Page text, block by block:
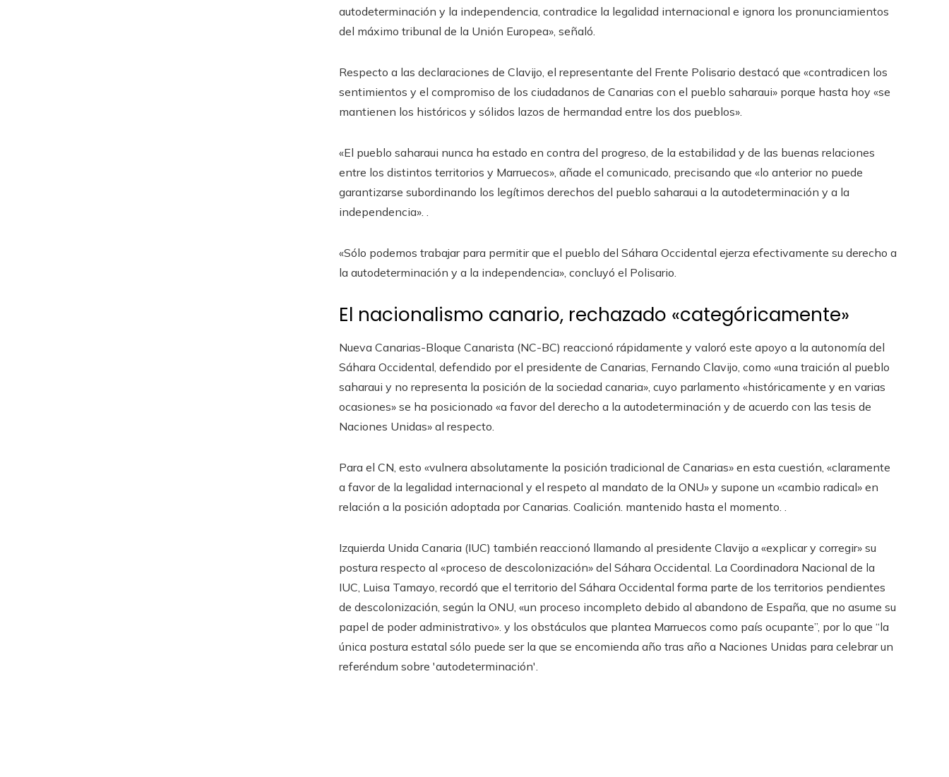
autodeterminación y la independencia, contradice la legalidad internacional e ignora los pronunciamientos
del máximo tribunal de la Unión Europea», señaló.
Respecto a las declaraciones de Clavijo, el representante del Frente Polisario destacó que «contradicen los
sentimientos y el compromiso de los ciudadanos de Canarias con el pueblo saharaui» porque hasta hoy «se
mantienen los históricos y sólidos lazos de hermandad entre los dos pueblos».
«El pueblo saharaui nunca ha estado en contra del progreso, de la estabilidad y de las buenas relaciones
entre los distintos territorios y Marruecos», añade el comunicado, precisando que «lo anterior no puede
garantizarse subordinando los legítimos derechos del pueblo saharaui a la autodeterminación y a la
independencia». .
«Sólo podemos trabajar para permitir que el pueblo del Sáhara Occidental ejerza efectivamente su derecho a
la autodeterminación y a la independencia», concluyó el Polisario.
El nacionalismo canario, rechazado «categóricamente»
Nueva Canarias-Bloque Canarista (NC-BC) reaccionó rápidamente y valoró este apoyo a la autonomía del
Sáhara Occidental, defendido por el presidente de Canarias, Fernando Clavijo, como «una traición al pueblo
saharaui y no representa la posición de la sociedad canaria», cuyo parlamento «históricamente y en varias
ocasiones» se ha posicionado «a favor del derecho a la autodeterminación y de acuerdo con las tesis de
Naciones Unidas» al respecto.
Para el CN, esto «vulnera absolutamente la posición tradicional de Canarias» en esta cuestión, «claramente
a favor de la legalidad internacional y el respeto al mandato de la ONU» y supone un «cambio radical» en
relación a la posición adoptada por Canarias. Coalición. mantenido hasta el momento. .
Izquierda Unida Canaria (IUC) también reaccionó llamando al presidente Clavijo a «explicar y corregir» su
postura respecto al «proceso de descolonización» del Sáhara Occidental. La Coordinadora Nacional de la
IUC, Luisa Tamayo, recordó que el territorio del Sáhara Occidental forma parte de los territorios pendientes
de descolonización, según la ONU, «un proceso incompleto debido al abandono de España, que no asume su
papel de poder administrativo». y los obstáculos que plantea Marruecos como país ocupante”, por lo que “la
única postura estatal sólo puede ser la que se encomienda año tras año a Naciones Unidas para celebrar un
referéndum sobre 'autodeterminación'.